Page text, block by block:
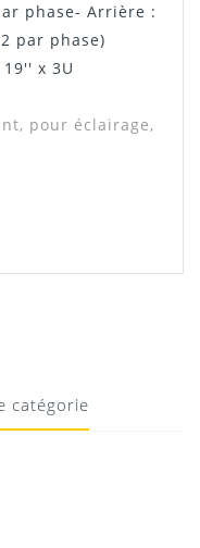
phase- Arrière :
par phase)
x 3U
pour éclairage,
19/05/2020
catégorie